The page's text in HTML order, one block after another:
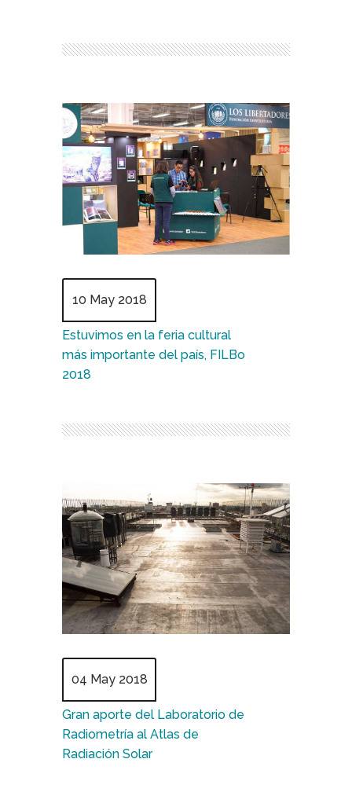
10 May 2018
Estuvimos en la feria cultural
más importante del país, FILBo
2018
04 May 2018
Gran aporte del Laboratorio de
Radiometría al Atlas de
Radiación Solar